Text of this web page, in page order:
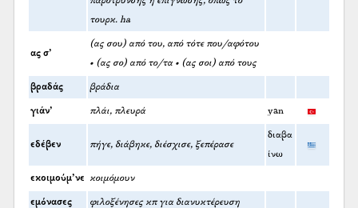
τουρκ. ha
ας σ’
(ας σου) από του, από τότε που/αφότου
• (ας σο) από το/τα • (ας σοι) από τους
βραδάς βράδια
γιάν’ πλάι, πλευρά yan
εδέβεν πήγε, διάβηκε, διέσχισε, ξεπέρασε
διαβα
ίνω
εκοιμούμ’νε κοιμόμουν
εμόνασες φιλοξένησες κπ για διανυκτέρευση